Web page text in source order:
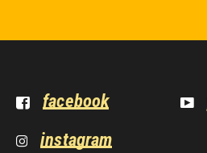
facebook
instagram